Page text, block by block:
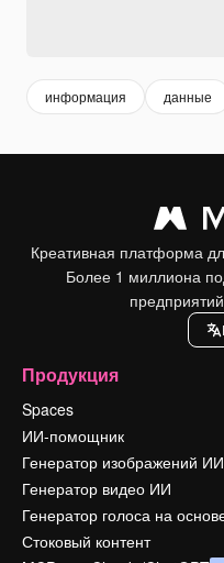
информация данные
Креативная платформа
Более 1 миллиона
Продукция
Spaces
ИИ-помощник
Генератор изображений ИИ
Генератор видео ИИ
Генератор голоса на
Стоковый контент